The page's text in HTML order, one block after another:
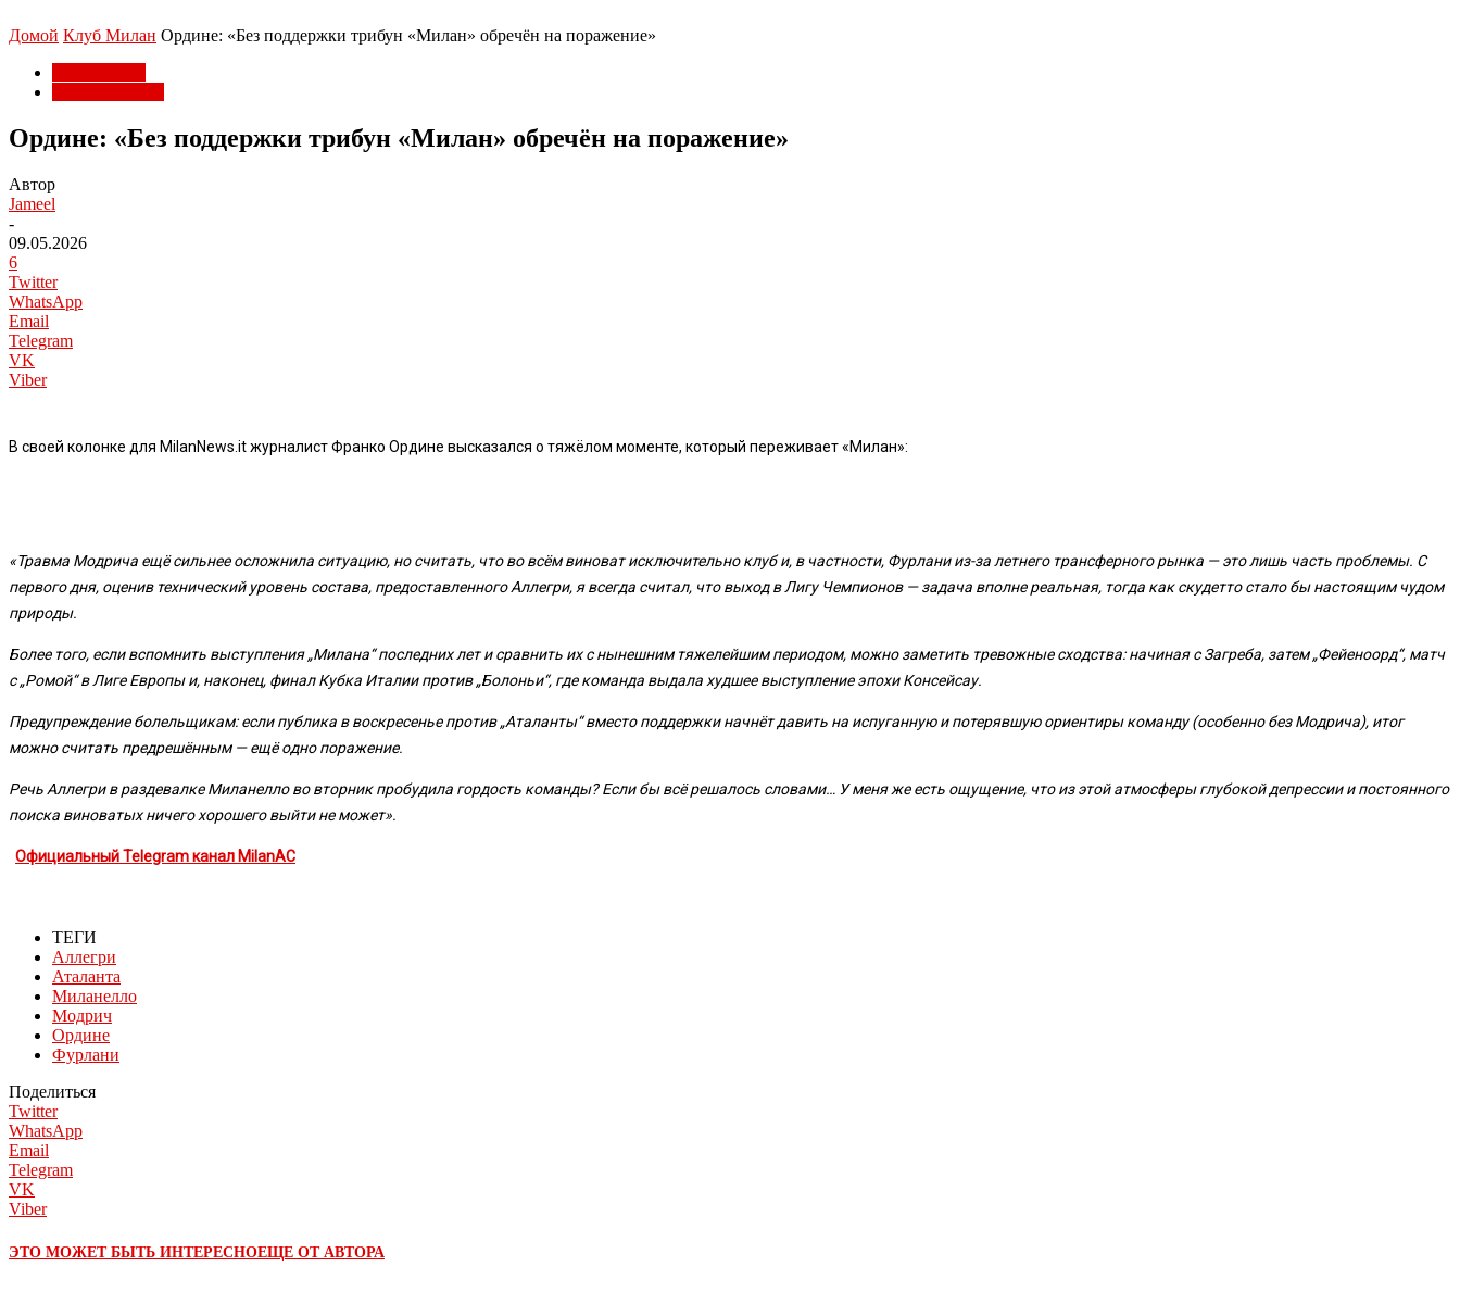
Домой Клуб Милан Ордине: «Без поддержки трибун «Милан» обречён на поражение»
Ордине: «Без поддержки трибун «Милан» обречён на поражение»
Автор
Jameel
-
09.05.2026
6
Twitter
WhatsApp
Email
Telegram
VK
Viber
В своей колонке для MilanNews.it журналист Франко Ордине высказался о тяжёлом моменте, который переживает «Милан»:
«Травма Модрича ещё сильнее осложнила ситуацию, но считать, что во всём виноват исключительно клуб и, в частности, Фурлани из-за летнего трансферного рынка — это лишь часть проблемы. С
первого дня, оценив технический уровень состава, предоставленного Аллегри, я всегда считал, что выход в Лигу Чемпионов — задача вполне реальная, тогда как скудетто стало бы настоящим чудом
природы.
Более того, если вспомнить выступления „Милана“ последних лет и сравнить их с нынешним тяжелейшим периодом, можно заметить тревожные сходства: начиная с Загреба, затем „Фейеноорд“, матч
с „Ромой“ в Лиге Европы и, наконец, финал Кубка Италии против „Болоньи“, где команда выдала худшее выступление эпохи Консейсау.
Предупреждение болельщикам: если публика в воскресенье против „Аталанты“ вместо поддержки начнёт давить на испуганную и потерявшую ориентиры команду (особенно без Модрича), итог
можно считать предрешённым — ещё одно поражение.
Речь Аллегри в раздевалке Миланелло во вторник пробудила гордость команды? Если бы всё решалось словами… У меня же есть ощущение, что из этой атмосферы глубокой депрессии и постоянного
поиска виноватых ничего хорошего выйти не может».
Официальный Telegram канал MilanAC
ТЕГИ
Аллегри
Аталанта
Миланелло
Модрич
Ордине
Фурлани
Поделиться
Twitter
WhatsApp
Email
Telegram
VK
Viber
ЭТО МОЖЕТ БЫТЬ ИНТЕРЕСНОЕЩЕ ОТ АВТОРА